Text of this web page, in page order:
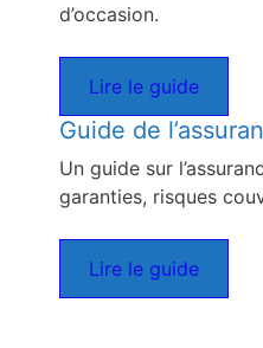
d’occasion.
Lire le guide
Guide de
Un guide sur
garanties, risques
Lire le guide